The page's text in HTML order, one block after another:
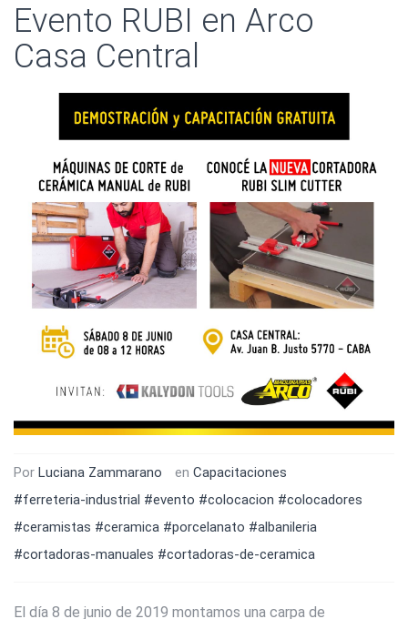
Evento RUBI en Arco
Casa Central
Por Luciana Zammarano en Capacitaciones
#ferreteria-industrial #evento #colocacion #colocadores
#ceramistas #ceramica #porcelanato #albanileria
#cortadoras-manuales #cortadoras-de-ceramica
El día 8 de junio de 2019 montamos una carpa de